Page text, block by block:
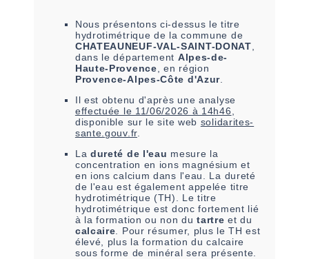
Nous présentons ci-dessus le titre
hydrotimétrique de la commune de
CHATEAUNEUF-VAL-SAINT-DONAT
dans le département Alpes-de-
Haute-Provence , en région
Provence-Alpes-Côte d'Azur
Il est obtenu d'après une analyse
effectuée le 11/06/2026 à 14h46
disponible sur le site web solidarites-
sante.gouv.fr.
La dureté de l'eau mesure la
concentration en ions magnésium et
en ions calcium dans l'eau. La dureté
de l'eau est également appelée titre
hydrotimétrique (TH). Le titre
hydrotimétrique est donc fortement lié
à la formation ou non dutartre et du
calcaire . Pour résumer, plus le TH est
élevé, plus la formation du calcaire
sous forme de minéral sera présente.